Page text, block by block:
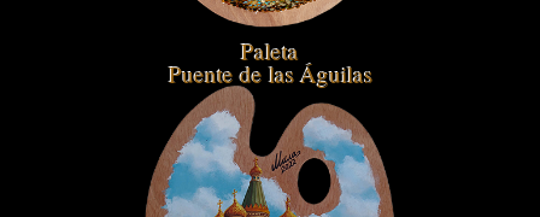
Paleta
Puente de las Águilas